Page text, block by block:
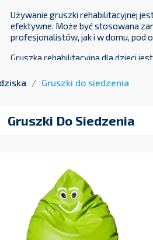
Używanie gruszki rehabilitacyjnej
efektywne. Może być stosowana
profesjonalistów, jak i w domu, pod
Gruszka rehabilitacyjna dla dzieci
Gruszki do siedzenia
Gruszki Do Siedzenia